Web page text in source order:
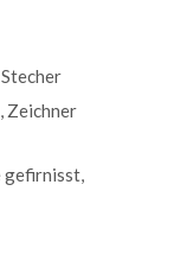
Zeichner
gefirnisst,